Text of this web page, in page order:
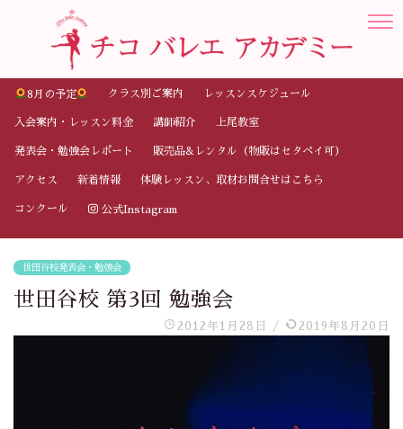
8月の予定 クラス別ご案内 レッスンスケジュール
入会案内・レッスン料金 講師紹介 上尾教室
発表会・勉強会レポート 販売品&レンタル（物販はセタペイ可）
アクセス 新着情報 体験レッスン、取材お問合せはこちら
コンクール 公式Instagram
世田谷校発表会・勉強会
世田谷校 第3回 勉強会
2012年1月28日 / 2019年8月20日